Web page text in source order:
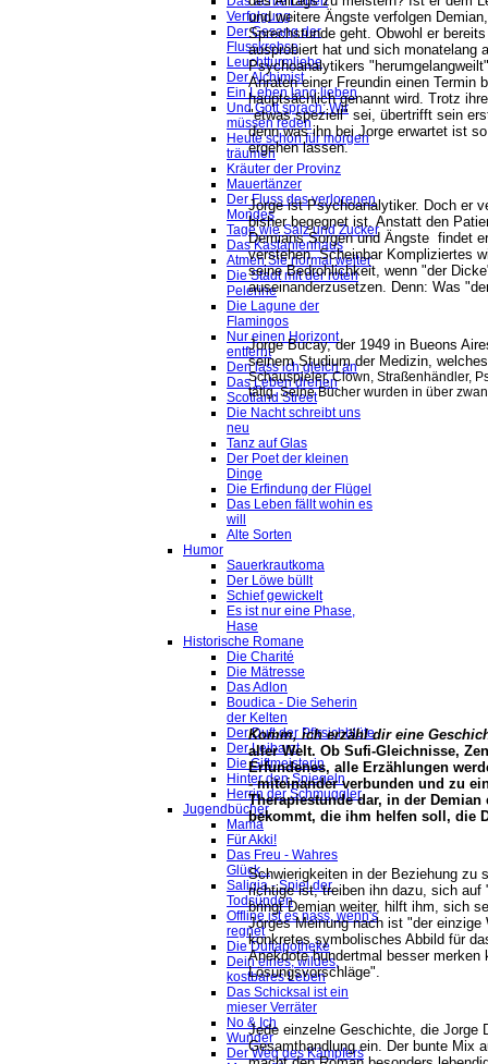
Verfolgung
Der Gesang der
Flusskrebse
Leuchtturmliebe
Der Alchimist
Ein Leben lang lieben
Und Gott sprach: Wir
müssen reden
Heute schon für morgen
träumen
Kräuter der Provinz
Mauertänzer
Der Fluss des verlorenen
Mondes
Tage wie Salz und Zucker
Das Kastanienhaus
Atmen Sie normal weiter
Die Stadt mit der roten
Pelerine
Die Lagune der
Flamingos
Nur einen Horizont
entfernt
Den lass ich gleich an
Das Leben drehen
Scotland Street
Die Nacht schreibt uns
neu
Tanz auf Glas
Der Poet der kleinen
Dinge
Die Erfindung der Flügel
Das Leben fällt wohin es
will
Alte Sorten
Humor
Sauerkrautkoma
Der Löwe büllt
Schief gewickelt
Es ist nur eine Phase,
Hase
Historische Romane
Die Charité
Die Mätresse
Das Adlon
Boudica - Die Seherin
der Kelten
Der Duft der Pfirsichblüte
Der Leibarzt
Die Giftmeisterin
Hinter den Spiegeln
Herrin der Schmuggler
Jugendbücher
Mama
Für Akki!
Das Freu - Wahres
Glück...
Saligia - Spiel der
Todsünden
Offline ist es nass, wenn's
regnet
Die Duftapotheke
Dein eines, wildes,
kostbares Leben
Das Schicksal ist ein
mieser Verräter
No & Ich
Wunder
Der Weg des Kämpfers
und weitere Ängste verfolgen
Sprechstunde geht. Obwohl er
ausprobiert hat und sich monatelang
Psychoanalytikers
Anraten einer Freundin einen Termin
hauptsächlich genannt wird. Trotz
"etwas speziell" sei, übertrifft sein
denn was ihn bei Jorge erwartet ist
ergehen lassen.
Jorge ist Psychoanalytiker. Doch er
bisher begegnet ist. Anstatt den
Demians Sorgen und Ängste findet
verstehen. Scheinbar Kompliziertes
seine Bedrohlichkeit, wenn "der
auseinanderzusetzen. Denn: Was
Jorge Bucay, der 1949 in Bueons
seinem Studium der Medizin,
Schauspieler, Clown, Straßenhändler,
tätig. Seine Bücher wurden in über
Komm, ich erzähl dir eine
aller Welt. Ob Sufi-Gleichnisse,
Erfundenes, alle Erzählungen
- miteinander verbunden und zu
Therapiestunde dar, in der
bekommt, die ihm helfen soll, die
Schwierigkeiten in der Beziehung zu
richtige ist, treiben ihn dazu, sich auf
bringt Demian weiter, hilft ihm, sich
Jorges Meinung nach ist "der
konkretes symbolisches Abbild für
Anekdote hundertmal besser
Lösungsvorschläge".
Jede einzelne Geschichte, die Jorge
Gesamthandlung ein. Der bunte Mix